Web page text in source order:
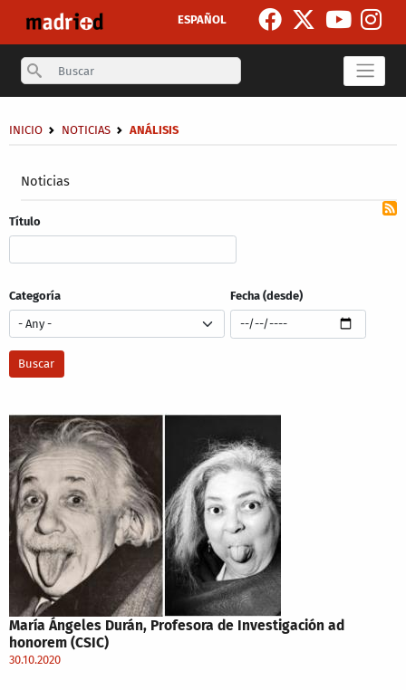
ESPAÑOL
Search
Noticias
Breadcrumb
INICIO NOTICIAS ANÁLISIS
Título
Categoría Fecha (desde)
María Ángeles Durán, Profesora de Investigación ad
honorem (CSIC)
30.10.2020